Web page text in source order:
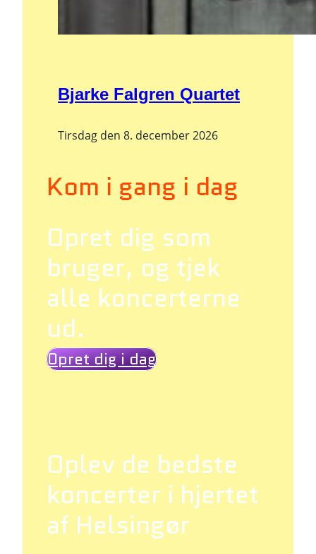
Bjarke Falgren Quartet
Tirsdag den 8. december 2026
Kom i gang i dag
Opret dig som
bruger, og tjek
alle koncerterne
ud.
Opret dig i dag
Oplev de bedste
koncerter i hjertet
af Helsingør